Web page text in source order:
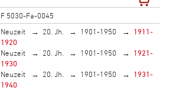
F 5030-Fa-0045
Neuzeit 20. Jh. 1901-1950
1911-
1920
Neuzeit
20. Jh. 1901-1950
1921-
1930
Neuzeit
20. Jh. 1901-1950
1931-
1940